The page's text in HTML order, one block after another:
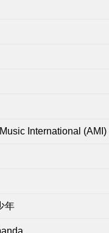
International (AMI)
年